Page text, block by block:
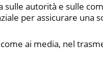
autorità e sulle
per assicurare una
ai media, nel